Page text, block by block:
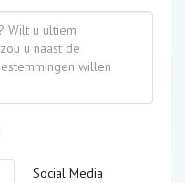
Social Media